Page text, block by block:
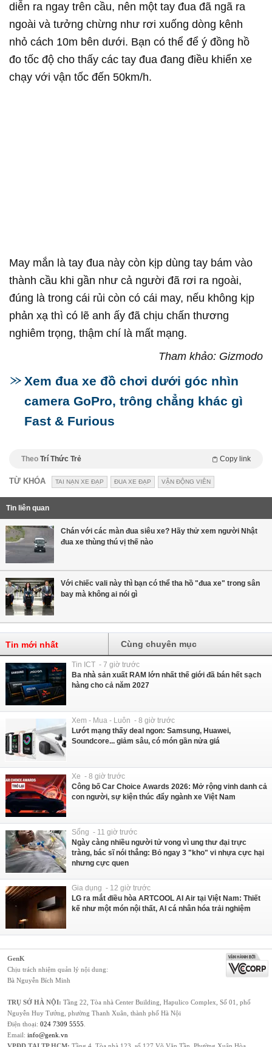
diễn ra ngay trên cầu, nên một tay đua đã ngã ra
ngoài và tưởng chừng như rơi xuống dòng kênh
nhỏ cách 10m bên dưới. Bạn có thể để ý đồng hồ
đo tốc độ cho thấy các tay đua đang điều khiển xe
chạy với vận tốc đến 50km/h.
May mắn là tay đua này còn kịp dùng tay bám vào
thành cầu khi gần như cả người đã rơi ra ngoài,
đúng là trong cái rủi còn có cái may, nếu không kịp
phản xạ thì có lẽ anh ấy đã chịu chấn thương
nghiêm trọng, thậm chí là mất mạng.
Tham khảo: Gizmodo
Xem đua xe đồ chơi dưới góc nhìn
camera GoPro, trông chẳng khác gì
Fast & Furious
Theo Trí Thức Trẻ Copy link
TỪ KHÓA TAI NẠN XE ĐẠP ĐUA XE ĐẠP VẬN ĐỘNG VIÊN
Tin liên quan
Chán với các màn đua siêu xe? Hãy thử xem người Nhật
đua xe thùng thú vị thế nào
Với chiếc vali này thì bạn có thể tha hồ "đua xe" trong sân
bay mà không ai nói gì
Tin mới nhất Cùng chuyên mục
Tin ICT - 7 giờ trước
Ba nhà sản xuất RAM lớn nhất thế giới đã bán hết sạch
hàng cho cả năm 2027
Xem - Mua - Luôn - 8 giờ trước
Lướt mạng thấy deal ngon: Samsung, Huawei,
Soundcore... giảm sâu, có món gần nửa giá
Xe - 8 giờ trước
Công bố Car Choice Awards 2026: Mở rộng vinh danh cả
con người, sự kiện thúc đẩy ngành xe Việt Nam
Sống - 11 giờ trước
Ngày càng nhiều người tử vong vì ung thư đại trực
tràng, bác sĩ nói thẳng: Bỏ ngay 3 "kho" vi nhựa cực hại
nhưng cực quen
Gia dụng - 12 giờ trước
LG ra mắt điều hòa ARTCOOL AI Air tại Việt Nam: Thiết
kế như một món nội thất, AI cá nhân hóa trải nghiệm
GenK
Chịu trách nhiệm quản lý nội dung:
Bà Nguyễn Bích Minh
TRỤ SỞ HÀ NỘI: Tầng 22, Tòa nhà Center Building, Hapulico Complex, Số 01, phố
Nguyễn Huy Tưởng, phường Thanh Xuân, thành phố Hà Nội
Điện thoại: 024 7309 5555
Email: info@genk.vn